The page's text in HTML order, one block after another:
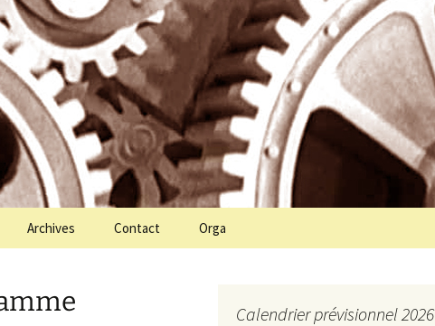
Archives Contact Orga
Calendrier prévisionnel 2026